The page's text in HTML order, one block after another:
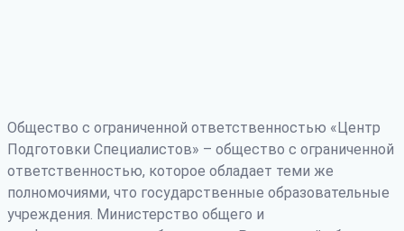
Общество с ограниченной ответственностью «Центр
Подготовки Специалистов» – общество с ограниченной
ответственностью, которое обладает теми же
полномочиями, что государственные образовательные
учреждения. Министерство общего и